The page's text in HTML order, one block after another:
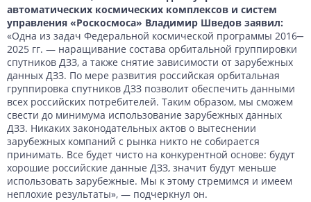
автоматических космических комплексов и систем
управления «Роскосмоса» Владимир Шведов заявил:
«Одна из задач Федеральной космической программы 2016‒
2025 гг. — наращивание состава орбитальной группировки
спутников ДЗЗ, а также снятие зависимости от зарубежных
данных ДЗЗ. По мере развития российская орбитальная
группировка спутников ДЗЗ позволит обеспечить данными
всех российских потребителей. Таким образом, мы сможем
свести до минимума использование зарубежных данных
ДЗЗ. Никаких законодательных актов о вытеснении
зарубежных компаний с рынка никто не собирается
принимать. Все будет чисто на конкурентной основе: будут
хорошие российские данные ДЗЗ, значит будут меньше
использовать зарубежные. Мы к этому стремимся и имеем
неплохие результаты», — подчеркнул он.